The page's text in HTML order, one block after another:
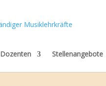
Dozenten Stellenangebote